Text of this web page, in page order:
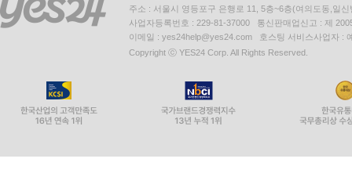
주소 : 서울시 영등포구 은행로 11, 5층~6층(여의도동,일신
사업자등록번호 : 229-81-37000 통신판매업신고 : 제
이메일 : yes24help@yes24.com 호스팅 서비스사업자 :
Copyright ⓒ YES24 Corp. All Rights Reserved.